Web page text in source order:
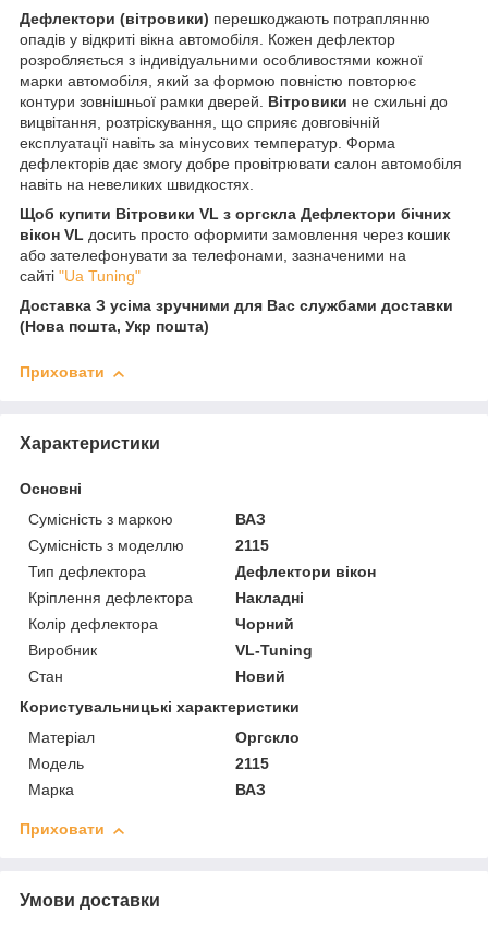
Дефлектори (вітровики) перешкоджають потраплянню
опадів у відкриті вікна автомобіля. Кожен дефлектор
розробляється з індивідуальними особливостями кожної
марки автомобіля, який за формою повністю повторює
контури зовнішньої рамки дверей. Вітровики не схильні до
вицвітання, розтріскування, що сприяє довговічній
експлуатації навіть за мінусових температур. Форма
дефлекторів дає змогу добре провітрювати салон автомобіля
навіть на невеликих швидкостях.
Щоб купити Вітровики VL з оргскла Дефлектори бічних
вікон VL досить просто оформити замовлення через кошик
або зателефонувати за телефонами, зазначеними на
сайті "Ua Tuning"
Доставка З усіма зручними для Вас службами доставки
(Нова пошта, Укр пошта)
Приховати
Характеристики
Основні
Сумісність з маркою
ВАЗ
Сумісність з моделлю
2115
Тип дефлектора
Дефлектори вікон
Кріплення дефлектора
Накладні
Колір дефлектора
Чорний
Виробник
VL-Tuning
Стан
Новий
Користувальницькі характеристики
Матеріал
Оргскло
Модель
2115
Марка
ВАЗ
Приховати
Умови доставки